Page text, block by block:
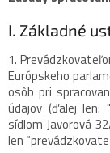
I. Základné
1.
Európskeho
osôb pri
údajov (ďalej len:
sídlom Javorová
len